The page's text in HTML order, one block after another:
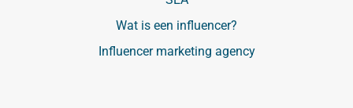
Wat is een influencer?
Influencer marketing agency